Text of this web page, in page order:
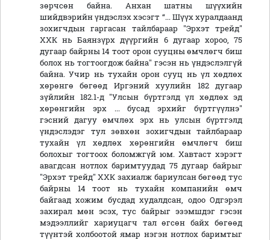
зөрчсөн байна. Анхан шатны шүүхийн
шийдвэрийн үндэслэх хэсэгт “... Шүүх хуралдаанд
зохигчдын гаргасан тайлбараар "Эрхэт трейд"
ХХК нь Баянзүрх дүүргийн 6 дугаар хороо, 75
дугаар байрны 14 тоот орон сууцны өмчлөгч биш
болох нь тогтоогдож байна" гэсэн нь үндэслэлгүй
байна. Учир нь тухайн орон сууц нь үл хөдлөх
хөрөнгө бөгөөд Иргэний хуулийн 182 дугаар
зүйлийн 182.1-д "Улсын бүртгэлд үл хөдлөх эд
хөрөнгийн эрх ... бусад эрхийг бүртгүүлнэ"
гэсний дагуу өмчлөх эрх нь улсын бүртгэлд
үндэслэдэг тул зөвхөн зохигчдын тайлбараар
тухайн үл хөдлөх хөрөнгийн өмчлөгч биш
болохыг тогтоох боломжгүй юм. Хавтаст хэрэгт
авагдсан нотлох баримтуудад 75 дугаар байрыг
"Эрхэт трейд" ХХК захиалж бариулсан бөгөөд тус
байрны 14 тоот нь тухайн компанийн өмч
байгаад хожим бусдад худалдсан, одоо Одгэрэл
захирал мөн эсэх, тус байрыг эзэмшдэг гэсэн
мэдээллийг хариуцагч тал өгсөн байх бөгөөд
түүнтэй холбоотой ямар нэгэн нотлох баримтыг